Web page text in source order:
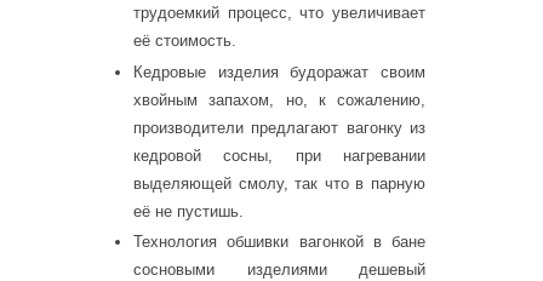
трудоемкий процесс, что увеличивает
её стоимость.
Кедровые изделия будоражат своим
хвойным запахом, но, к сожалению,
производители предлагают вагонку из
кедровой сосны, при нагревании
выделяющей смолу, так что в парную
её не пустишь.
Технология обшивки вагонкой в бане
сосновыми изделиями дешевый